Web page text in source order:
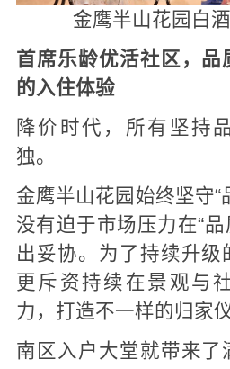
金鹰半山花园白
首席乐龄优活社区， 品
的入住体验
降价时代，所有坚持
独。
金鹰半山花园始终坚守“
没有迫于市场压力在“品
出妥协。为了持续升级
更斥资持续在景观与
力，打造不一样的归家
南区入户大堂就带来了